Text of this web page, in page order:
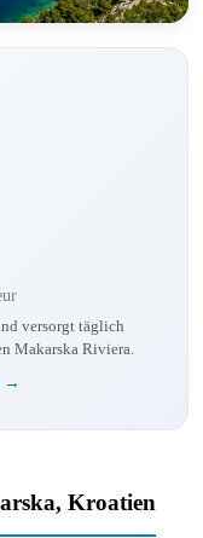
versorgt täglich
Makarska Riviera.
→
Kroatien